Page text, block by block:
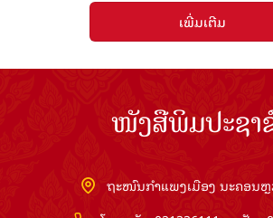
ເພີ່ມເຕີມ
ໜັງສືພິມປະຊາ
ຖະໜົນກຳແພງເມືອງ ນະຄອນຫຼ